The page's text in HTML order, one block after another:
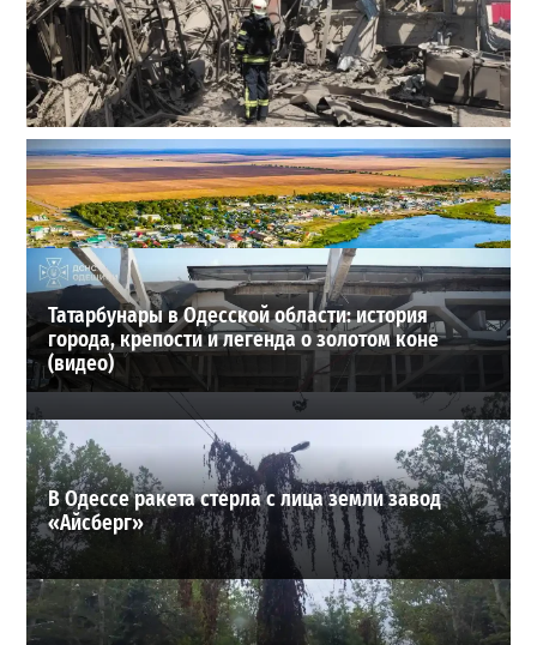
В Одессе выросло число пострадавших после атаки
реактивных дронов (фото)
2
2026-07-24
ВИБОР РЕДАКЦИИ
Татарбунары в Одесской области: история
города, крепости и легенда о золотом коне
(видео)
В Одессе ракета стерла с лица земли завод
«Айсберг»